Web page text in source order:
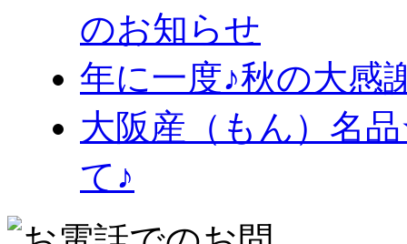
のお知らせ
年に一度♪秋の大感
大阪産（もん）名
て♪